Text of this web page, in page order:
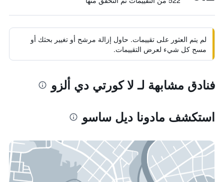
لم يتم العثور على تقييمات. حاول إزالة مرشح أو تغيير بحثك أو
مسح كل شيء لعرض التقييمات.
فنادق مشابهة لـ لا كورتي دي ألزو
استكشف مادونا ديل ساسو